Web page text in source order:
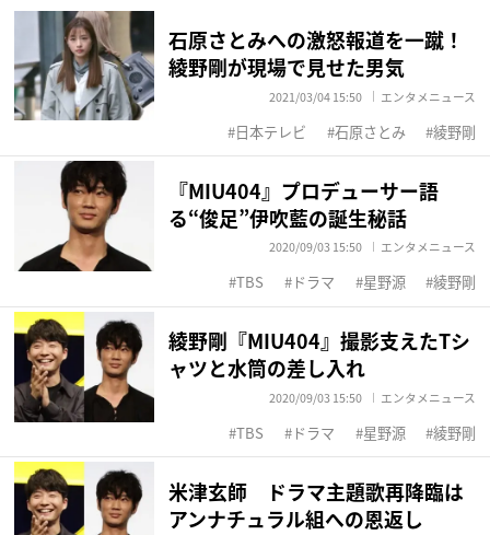
石原さとみへの激怒報道を一蹴！
綾野剛が現場で見せた男気
2021/03/04 15:50 エンタメニュース
日本テレビ 石原さとみ 綾野剛
『MIU404』プロデューサー語
る“俊足”伊吹藍の誕生秘話
2020/09/03 15:50 エンタメニュース
TBS ドラマ 星野源 綾野剛
綾野剛『MIU404』撮影支えたTシ
ャツと水筒の差し入れ
2020/09/03 15:50 エンタメニュース
TBS ドラマ 星野源 綾野剛
米津玄師 ドラマ主題歌再降臨は
アンナチュラル組への恩返し